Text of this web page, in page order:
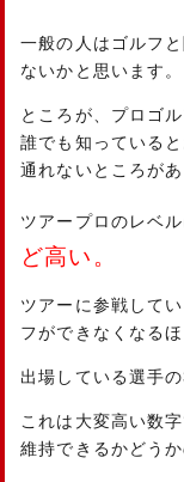
一般の人はゴルフ
ないかと思います。
ところが、プロゴ
誰でも知っている
通れないところがあ
ツアープロのレベ
ど高い。
ツアーに参戦して
フができなくなる
出場している選手
これは大変高い数
維持できるかどう